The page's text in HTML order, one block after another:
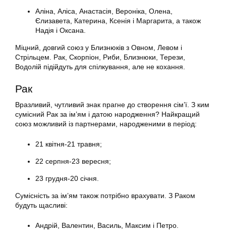
Аліна, Аліса, Анастасія, Вероніка, Олена,
Єлизавета, Катерина, Ксенія і Маргарита, а також
Надія і Оксана.
Міцний, довгий союз у Близнюків з Овном, Левом і
Стрільцем. Рак, Скорпіон, Риби, Близнюки, Терези,
Водолій підійдуть для спілкування, але не кохання.
Рак
Вразливий, чутливий знак прагне до створення сім’ї. З ким
сумісний Рак за ім’ям і датою народження? Найкращий
союз можливий із партнерами, народженими в період:
21 квітня-21 травня;
22 серпня-23 вересня;
23 грудня-20 січня.
Сумісність за ім’ям також потрібно врахувати. З Раком
будуть щасливі:
Андрій, Валентин, Василь, Максим і Петро.